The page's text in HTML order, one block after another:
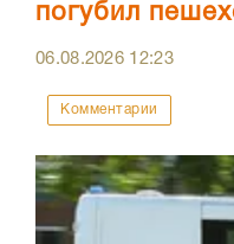
погубил
06.08.2026 12:23
Комментарии